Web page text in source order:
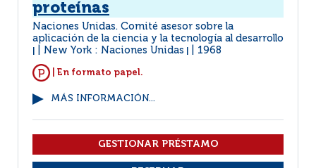
proteínas
Naciones Unidas. Comité asesor sobre la
aplicación de la ciencia y la tecnología al desarrollo
New York : Naciones Unidas 1968
| En formato papel.
MÁS INFORMACIÓN...